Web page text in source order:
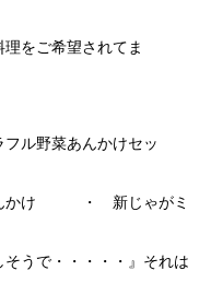
をご希望されてま
け ・ 新じゃがミ
そうで・・・・・』それは